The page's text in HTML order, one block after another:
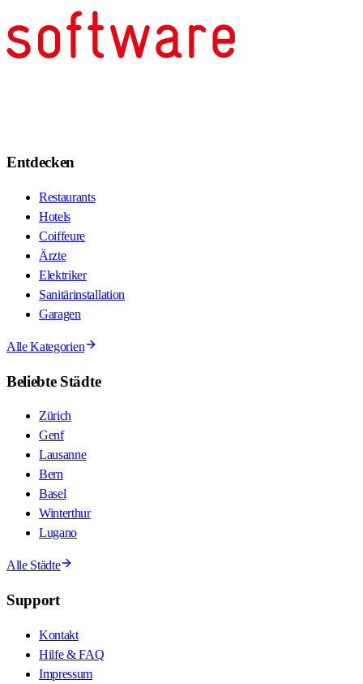
Entdecken
Restaurants
Hotels
Coiffeure
Ärzte
Elektriker
Sanitärinstallation
Garagen
Alle Kategorien
Beliebte Städte
Zürich
Genf
Lausanne
Bern
Basel
Winterthur
Lugano
Alle Städte
Support
Kontakt
Hilfe & FAQ
Impressum